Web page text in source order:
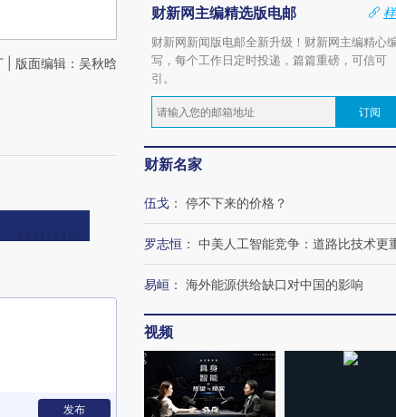
| 版面编辑：吴秋晗
发布
财新网主编精选版电邮
财新网新闻版电邮全新升级！财新网主编精心
写，每个工作日定时投递，篇篇重磅，可信可
引。
订阅
财新名家
伍戈 ： 停不下来的价格？
罗志恒 ： 中美人工智能竞争：道路比技术更
易峘 ： 海外能源供给缺口对中国的影响
视频